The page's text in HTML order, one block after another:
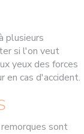
plusieurs
si l'on veut
yeux des forces
en cas d'accident.
sont